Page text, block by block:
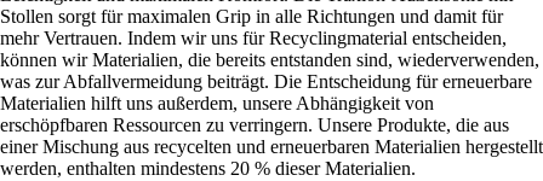
Stollen sorgt für maximalen Grip in alle Richtungen und damit für
mehr Vertrauen. Indem wir uns für Recyclingmaterial entscheiden,
können wir Materialien, die bereits entstanden sind, wiederverwenden,
was zur Abfallvermeidung beiträgt. Die Entscheidung für erneuerbare
Materialien hilft uns außerdem, unsere Abhängigkeit von
erschöpfbaren Ressourcen zu verringern. Unsere Produkte, die aus
einer Mischung aus recycelten und erneuerbaren Materialien hergestellt
werden, enthalten mindestens 20 % dieser Materialien.